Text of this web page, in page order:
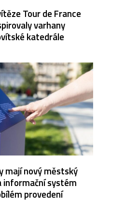
Tour de France
varhany
katedrále
mají nový městský
informační systém
provedení